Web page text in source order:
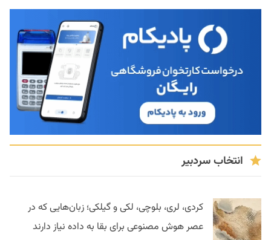
انتخاب سردبیر
کردی، لری، بلوچی، لکی و گیلکی؛ زبان‌هایی که در
عصر هوش مصنوعی برای بقا به داده نیاز دارند